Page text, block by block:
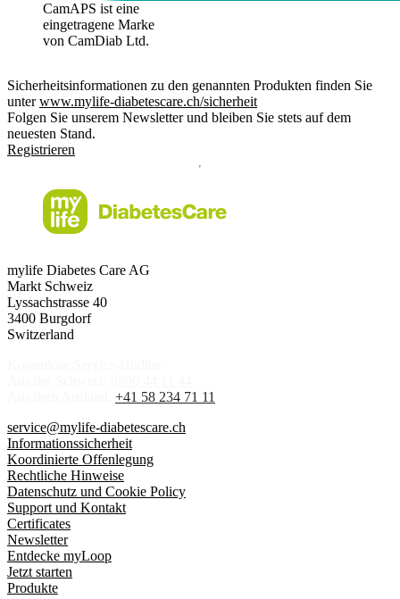
CamAPS ist eine
eingetragene Marke
von CamDiab Ltd.
Sicherheitsinformationen zu den genannten Produkten finden Sie
unterwww.mylife-diabetescare.ch/sicherheit
Folgen Sie unserem Newsletter und bleiben Sie stets auf dem
neuesten Stand.
Registrieren
mylife Diabetes Care AG
Markt Schweiz
Lyssachstrasse 40
3400 Burgdorf
Switzerland
+41 58 234 71 11
service@mylife-diabetescare.ch
Informationssicherheit
Koordinierte Offenlegung
Rechtliche Hinweise
Datenschutz und Cookie Policy
Support und Kontakt
Certificates
Newsletter
Entdecke myLoop
Jetzt starten
Produkte